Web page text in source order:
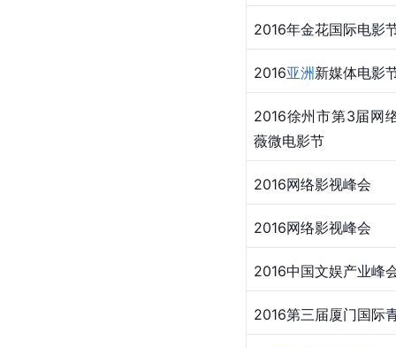
​2016年金花国际电影
​2016亚洲 新媒体电影
​2016徐州市第3届网
薇微电影节
​2016网络影视峰会
​2016网络影视峰会
​2016中国文娱产业峰
​2016第三届厦门国际